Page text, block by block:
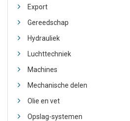
Export
Gereedschap
Hydrauliek
Luchttechniek
Machines
Mechanische delen
Olie en vet
Opslag-systemen